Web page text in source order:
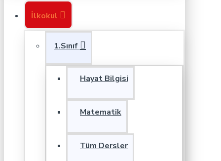
İlkokul
1.Sınıf
Hayat Bilgisi
Matematik
Tüm Dersler